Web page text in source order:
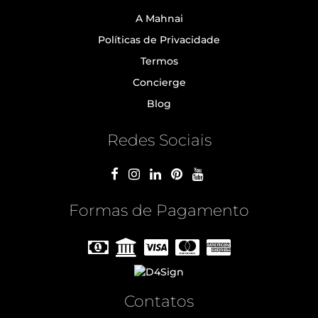
A Mahnai
Políticas de Privacidade
Termos
Concierge
Blog
Redes Sociais
Formas de Pagamento
Contatos